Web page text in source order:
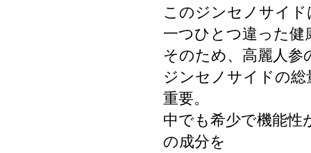
このジンセノサイ
一つひとつ違った
そのため、高麗人参
ジンセノサイドの
重要。
中でも希少で機能
の成分を